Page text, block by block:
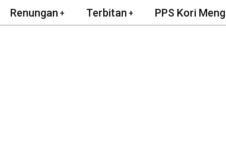
Renungan Terbitan PPS Kori